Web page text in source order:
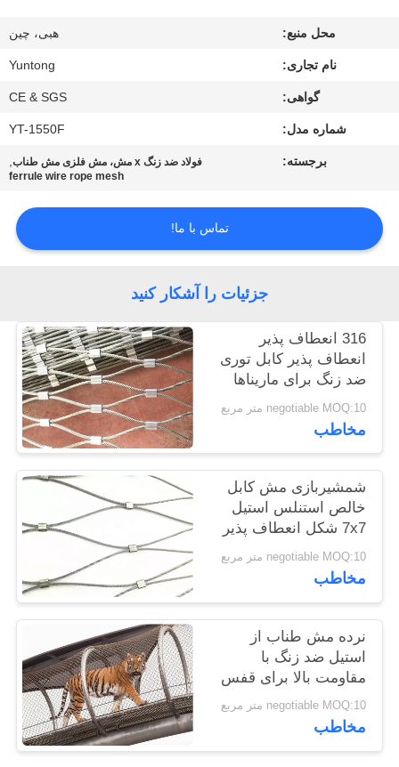
تماس
درخواست
نقل
اخبار
محل منبع: هبی، چین
نام تجاری: Yuntong
گواهی: CE & SGS
شماره مدل: YT-1550F
برجسته: فولاد ضد زنگ x مش، مش فلزی مش طناب ,
ferrule wire rope mesh
تماس با ما!
جزئیات را آشکار کنید
316 انعطاف پذیر
انعطاف پذیر کابل توری
ضد زنگ برای ماریناها
negotiable MOQ:10 متر مربع
مخاطب
شمشیربازی مش کابل
خالص استنلس استیل
7x7 شکل انعطاف پذیر
negotiable MOQ:10 متر مربع
مخاطب
نرده مش طناب از
استیل ضد زنگ با
مقاومت بالا برای قفس
حیوانات
negotiable MOQ:10 متر مربع
مخاطب